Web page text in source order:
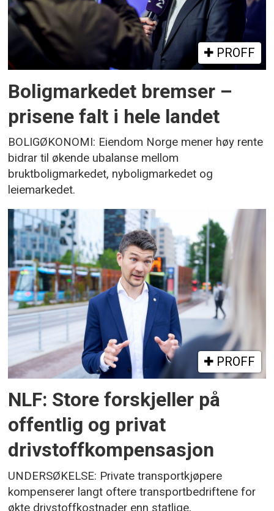
PROFF
Boligmarkedet bremser –
prisene falt i hele landet
BOLIGØKONOMI: Eiendom Norge mener høy rente
bidrar til økende ubalanse mellom
bruktboligmarkedet, nyboligmarkedet og
leiemarkedet.
PROFF
NLF: Store forskjeller på
offentlig og privat
drivstoffkompensasjon
UNDERSØKELSE: Private transportkjøpere
kompenserer langt oftere transportbedriftene for
økte drivstoffkostnader enn statlige,